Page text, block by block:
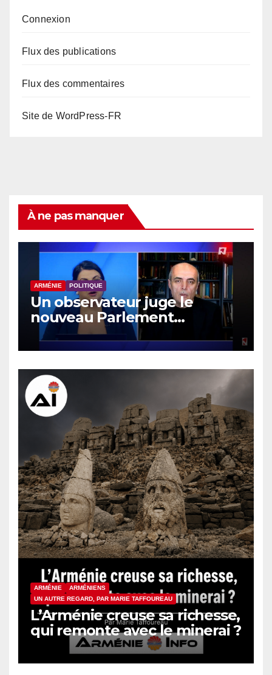
Connexion
Flux des publications
Flux des commentaires
Site de WordPress-FR
À ne pas manquer
ARMÉNIE POLITIQUE
Un observateur juge le
nouveau Parlement
arménien pas plus efficace
que le précédent
ARMÉNIE
ARMÉNIENS
UN AUTRE REGARD, PAR MARIE TAFFOUREAU
L’Arménie creuse sa richesse,
qui remonte avec le minerai ?